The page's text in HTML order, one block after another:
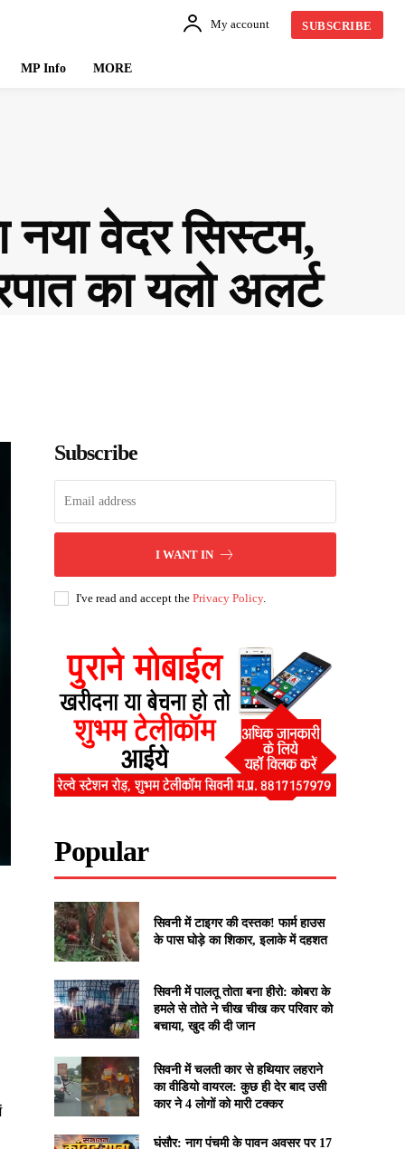
My account SUBSCRIBE
MP Info MORE
वेदर सिस्टम,
का यलो अलर्ट
Subscribe
I WANT IN
I've read and accept thePrivacy Policy.
Popular
सिवनी में टाइगर की दस्तक! फार्म हाउस
के पास घोड़े का शिकार, इलाके में दहशत
सिवनी में पालतू तोता बना हीरो: कोबरा के
हमले से तोते ने चीख चीख कर परिवार को
बचाया, खुद की दी जान
सिवनी में चलती कार से हथियार लहराने
का वीडियो वायरल: कुछ ही देर बाद उसी
कार ने 4 लोगों को मारी टक्कर
घंसौर: नाग पंचमी के पावन अवसर पर 17